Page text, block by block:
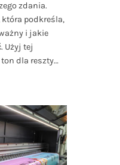
zdania.
podkreśla,
i jakie
Użyj tej
dla reszty…